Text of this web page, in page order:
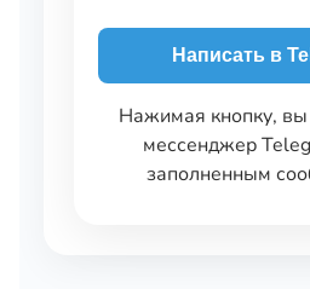
Написать в
Нажимая кнопку, вы
мессенджер
заполненным